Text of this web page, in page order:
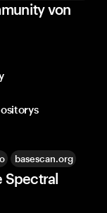
von
basescan.org
Spectral